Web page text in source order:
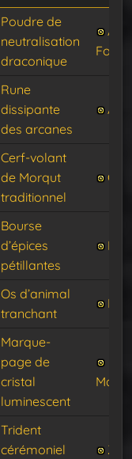
Poudre de
neutralisation
draconique
Agni
Rune
dissipante
des arcanes
Cerf-volant
de Morqut
traditionnel
Bourse
d’épices
pétillantes
Os d’animal
tranchant
Marque-
page de
cristal
luminescent
Trident
cérémoniel